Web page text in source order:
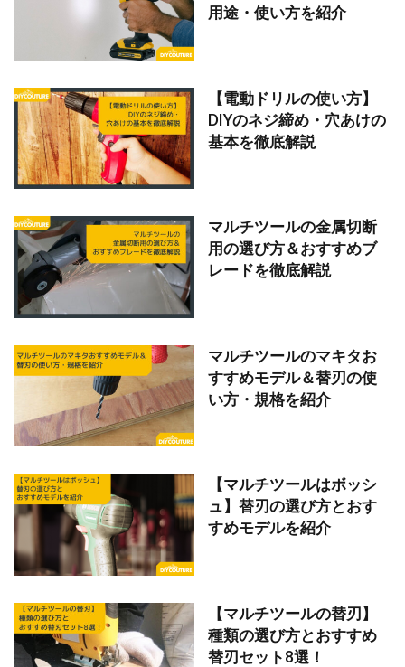
用途・使い方を紹介
【電動ドリルの使い方】
DIYのネジ締め・穴あけの
基本を徹底解説
マルチツールの金属切断
用の選び方＆おすすめブ
レードを徹底解説
マルチツールのマキタお
すすめモデル＆替刃の使
い方・規格を紹介
【マルチツールはボッシ
ュ】替刃の選び方とおす
すめモデルを紹介
【マルチツールの替刃】
種類の選び方とおすすめ
替刃セット8選！